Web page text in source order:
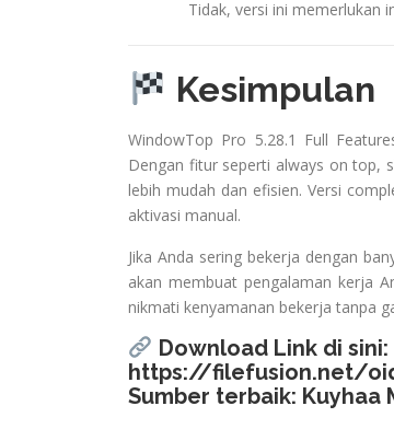
Tidak, versi ini memerlukan
Kesimpulan
WindowTop Pro 5.28.1 Full
Dengan fitur seperti always on top,
lebih mudah dan efisien. Versi
aktivasi manual.
Jika Anda sering bekerja dengan
akan membuat pengalaman kerja
nikmati kenyamanan bekerja tanpa
Download Link di sini:
https://filefusion.net/
Sumber terbaik: Kuyhaa